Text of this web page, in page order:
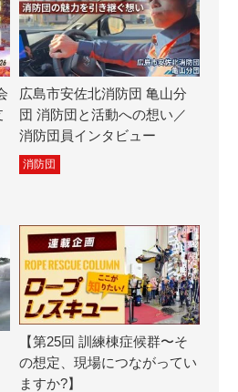
広島市安佐北消防団 亀山分
団 消防団と活動への想い／
消防団員インタビュー
消防団
【第25回 訓練棟症候群〜そ
の想定、現場につながってい
ますか?】